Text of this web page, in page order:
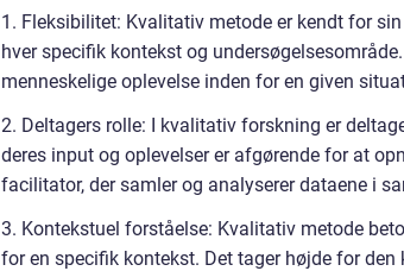
1. Fleksibilitet: Kvalitativ metode er kendt for
hver specifik kontekst og
menneskelige oplevelse inden for en given
2. Deltagers rolle: I kvalitativ forskning er
deres input og oplevelser er afgørende for at
facilitator, der samler og analyserer dataene i
3. Kontekstuel forståelse: Kvalitativ metode
for en specifik kontekst. Det tager højde for